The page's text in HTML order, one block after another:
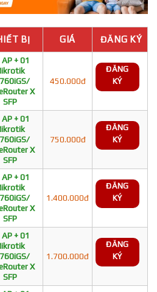
BỊ GIÁ ĐĂNG KÝ
+ 01
X
SFP
450.000đ
ĐĂNG
KÝ
+ 01
X
SFP
750.000đ
ĐĂNG
KÝ
+ 01
X
SFP
1.400.000đ
ĐĂNG
KÝ
+ 01
X
SFP
1.700.000đ
ĐĂNG
KÝ